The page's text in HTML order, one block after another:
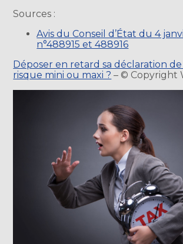
Sources :
Avis du Conseil d’État du 4
n°488915 et 488916
Déposer en retard sa déclaration
risque mini ou maxi ? – © Copyright